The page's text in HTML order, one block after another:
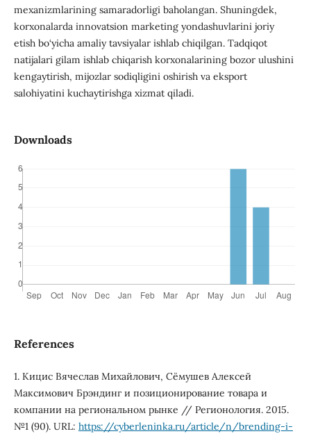
mexanizmlarining samaradorligi baholangan. Shuningdek,
korxonalarda innovatsion marketing yondashuvlarini joriy
etish bo‘yicha amaliy tavsiyalar ishlab chiqilgan. Tadqiqot
natijalari gilam ishlab chiqarish korxonalarining bozor ulushini
kengaytirish, mijozlar sodiqligini oshirish va eksport
salohiyatini kuchaytirishga xizmat qiladi.
Downloads
References
1. Кицис Вячеслав Михайлович, Сёмушев Алексей
Максимович Брэндинг и позиционирование товара и
компании на региональном рынке // Регионология. 2015.
№1 (90). URL: https://cyberleninka.ru/article/n/brending-i-